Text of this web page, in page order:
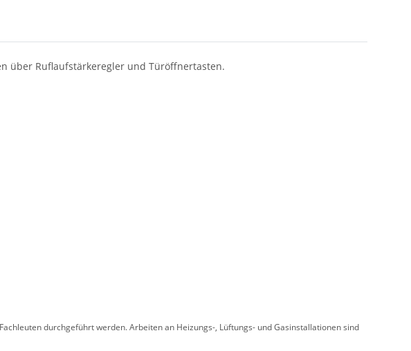
über Ruflaufstärkeregler und Türöffnertasten.
durchgeführt werden. Arbeiten an Heizungs-, Lüftungs- und Gasinstallationen sind